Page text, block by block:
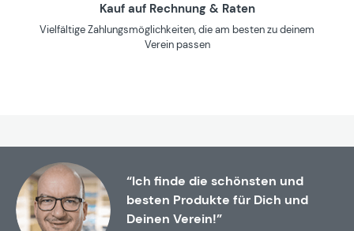
Kauf auf Rechnung & Raten
Vielfältige Zahlungsmöglichkeiten, die am besten zu deinem
Verein passen
“Ich finde die schönsten und
besten Produkte für Dich und
Deinen Verein!”